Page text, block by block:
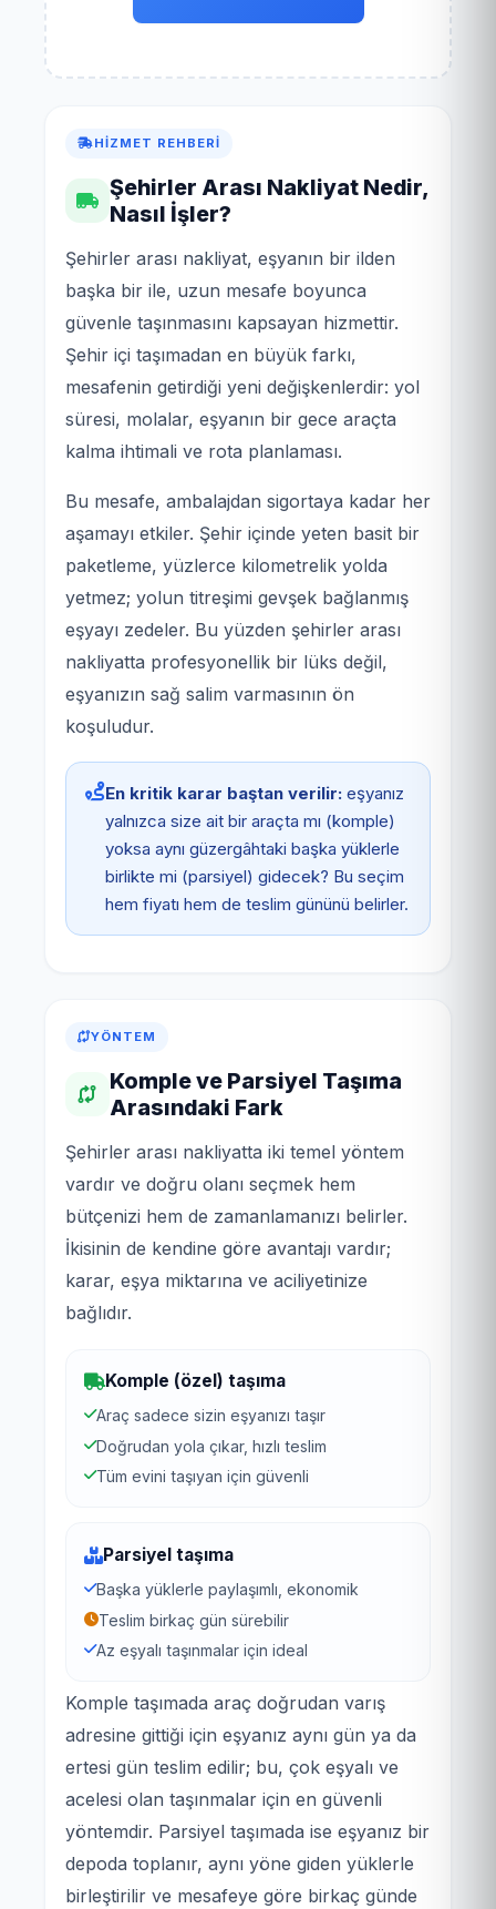
HIZMET REHBERI
Şehirler Arası Nakliyat Nedir,
Nasıl İşler?
Şehirler arası nakliyat, eşyanın bir ilden
başka bir ile, uzun mesafe boyunca
güvenle taşınmasını kapsayan hizmettir.
Şehir içi taşımadan en büyük farkı,
mesafenin getirdiği yeni değişkenlerdir: yol
süresi, molalar, eşyanın bir gece araçta
kalma ihtimali ve rota planlaması.
Bu mesafe, ambalajdan sigortaya kadar her
aşamayı etkiler. Şehir içinde yeten basit bir
paketleme, yüzlerce kilometrelik yolda
yetmez; yolun titreşimi gevşek bağlanmış
eşyayı zedeler. Bu yüzden şehirler arası
nakliyatta profesyonellik bir lüks değil,
eşyanızın sağ salim varmasının ön
koşuludur.
En kritik karar baştan verilir: eşyanız
yalnızca size ait bir araçta mı (komple)
yoksa aynı güzergâhtaki başka yüklerle
birlikte mi (parsiyel) gidecek? Bu seçim
hem fiyatı hem de teslim gününü belirler.
YÖNTEM
Komple ve Parsiyel Taşıma
Arasındaki Fark
Şehirler arası nakliyatta iki temel yöntem
vardır ve doğru olanı seçmek hem
bütçenizi hem de zamanlamanızı belirler.
İkisinin de kendine göre avantajı vardır;
karar, eşya miktarına ve aciliyetinize
bağlıdır.
Komple (özel) taşıma
Araç sadece sizin eşyanızı taşır
Doğrudan yola çıkar, hızlı teslim
Tüm evini taşıyan için güvenli
Parsiyel taşıma
Başka yüklerle paylaşımlı, ekonomik
Teslim birkaç gün sürebilir
Az eşyalı taşınmalar için ideal
Komple taşımada araç doğrudan varış
adresine gittiği için eşyanız aynı gün ya da
ertesi gün teslim edilir; bu, çok eşyalı ve
acelesi olan taşınmalar için en güvenli
yöntemdir. Parsiyel taşımada ise eşyanız bir
depoda toplanır, aynı yöne giden yüklerle
birleştirilir ve mesafeye göre birkaç günde